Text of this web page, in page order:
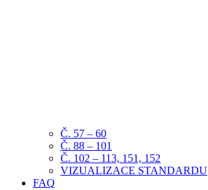
Č. 57 – 60
Č. 88 – 101
Č. 102 – 113, 151, 152
VIZUALIZACE STANDARDU
FAQ